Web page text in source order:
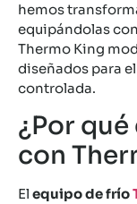
hemos
equipándolas
Thermo King
diseñados para
controlada.
¿Por
con
El equipo de frío